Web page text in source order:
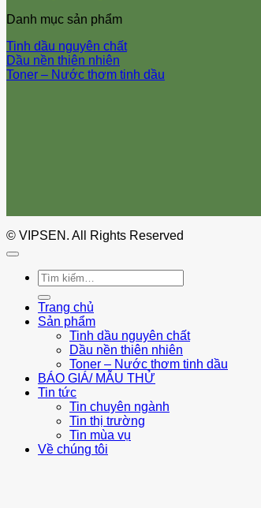
Danh mục sản phẩm
Tinh dầu nguyên chất
Dầu nền thiên nhiên
Toner – Nước thơm tinh dầu
© VIPSEN. All Rights Reserved
Tìm
kiếm:
Trang chủ
Sản phẩm
Tinh dầu nguyên chất
Dầu nền thiên nhiên
Toner – Nước thơm tinh dầu
BÁO GIÁ/ MẪU THỬ
Tin tức
Tin chuyên ngành
Tin thị trường
Tin mùa vụ
Về chúng tôi